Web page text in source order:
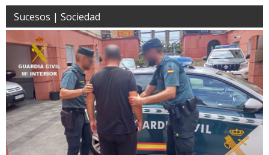
Sucesos | Sociedad